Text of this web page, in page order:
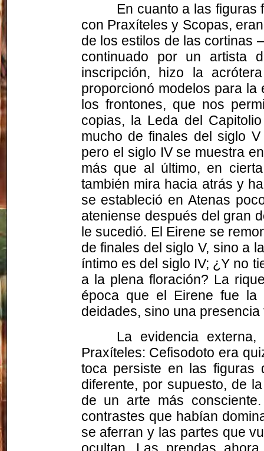
En cuanto a las figuras
con Praxíteles y Scopas,
de los estilos de las cortinas
continuado por un artista
inscripción, hizo la
proporcionó modelos para la
los frontones, que nos
copias, la Leda del
mucho de finales del siglo
pero el siglo IV se muestra
más que al último, en
también mira hacia atrás y
se estableció en Atenas
ateniense después del gran
le sucedió. El Eirene se
de finales del siglo V, sino a
íntimo es del siglo IV; ¿Y no
a la plena floración? La
época que el Eirene fue la
deidades, sino una
La evidencia
Praxíteles: Cefisodoto era
toca persiste en las figuras
diferente, por supuesto, de
de un arte más
contrastes que habían
se aferran y las partes que